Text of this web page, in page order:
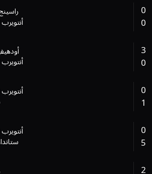
0
0
3
0
0
1
0
5
2